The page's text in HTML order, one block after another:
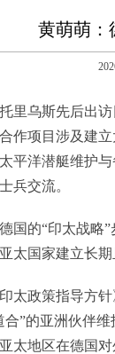
黄萌萌：
里乌斯先后出
作项目涉及建
平洋潜艇维护
兵交流。
国的“印太战略
太国家建立长期
太政策指导方
”的亚洲伙伴
太地区在德国